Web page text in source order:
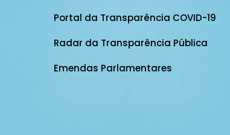
Portal da Transparência COVID-19
Radar da Transparência Pública
Emendas Parlamentares